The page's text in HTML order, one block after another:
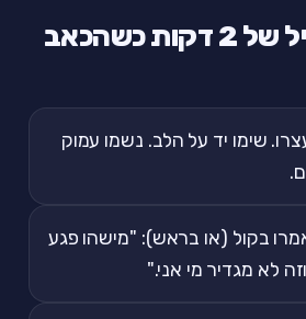
תכל׳ס: תרגיל של 2 דקות כשהכאב
שימו יד על הלב. נשמו עמוק
בקול (או בראש): "מישהו פגע
לא מגדיר מי אני."